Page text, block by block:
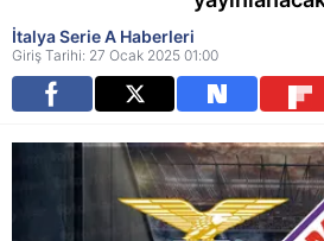
İtalya Serie A Haberleri
Giriş Tarihi: 27 Ocak 2025 01:00